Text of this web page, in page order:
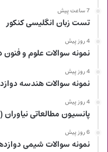
7 ساعت پیش
تست زبان انگلیسی کنکور
4 روز پیش
نمونه سوالات علوم و فنون
4 روز پیش
نمونه سوالات هندسه
4 روز پیش
پانسیون مطالعاتی نیاوران
6 روز پیش
نمونه سوالات شیمی